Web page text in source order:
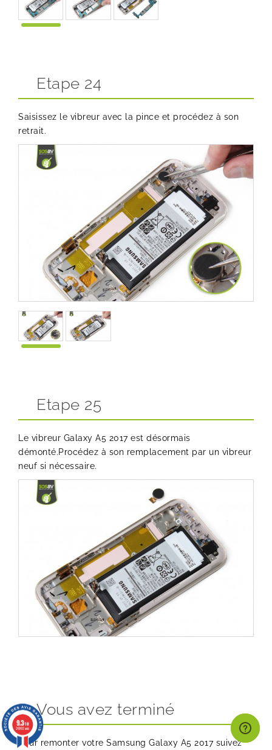
Etape 24
Saisissez le vibreur avec la pince et procédez à son
retrait.
Etape 25
Le vibreur Galaxy A5 2017 est désormais
démonté.Procédez à son remplacement par un vibreur
neuf si nécessaire.
Vous avez terminé
Pour remonter votre Samsung Galaxy A5 2017 suivez
9.3/10
26992 avis